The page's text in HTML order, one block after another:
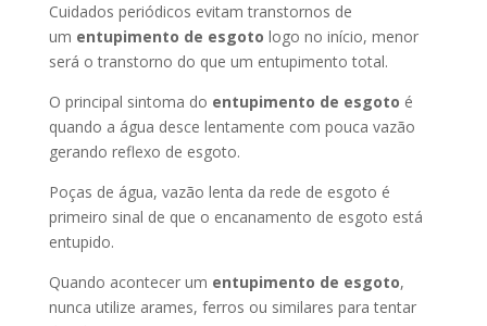
Cuidados periódicos evitam transtornos de
um entupimento de esgoto logo no início, menor
será o transtorno do que um entupimento total.
O principal sintoma do entupimento de esgoto é
quando a água desce lentamente com pouca vazão
gerando reflexo de esgoto.
Poças de água, vazão lenta da rede de esgoto é
primeiro sinal de que o encanamento de esgoto está
entupido.
Quando acontecer um entupimento de esgoto,
nunca utilize arames, ferros ou similares para tentar